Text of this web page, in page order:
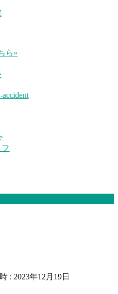
ら»
: 2023年12月19日